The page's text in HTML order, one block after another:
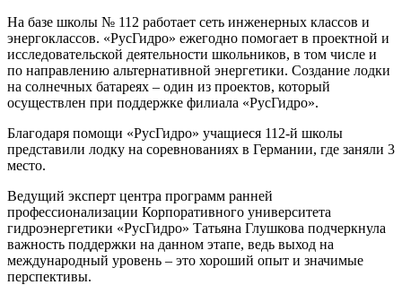
На базе школы № 112 работает сеть инженерных классов и
энергоклассов. «РусГидро» ежегодно помогает в проектной и
исследовательской деятельности школьников, в том числе и
по направлению альтернативной энергетики. Создание лодки
на солнечных батареях – один из проектов, который
осуществлен при поддержке филиала «РусГидро».
Благодаря помощи «РусГидро» учащиеся 112-й школы
представили лодку на соревнованиях в Германии, где заняли 3
место.
Ведущий эксперт центра программ ранней
профессионализации Корпоративного университета
гидроэнергетики «РусГидро» Татьяна Глушкова подчеркнула
важность поддержки на данном этапе, ведь выход на
международный уровень – это хороший опыт и значимые
перспективы.